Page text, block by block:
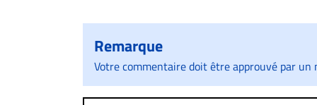
Remarque
Votre commentaire doit être approuvé par un